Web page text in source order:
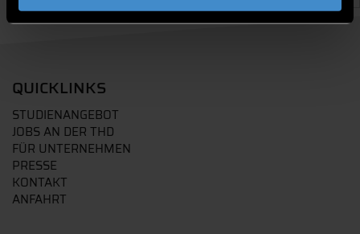
QUICKLINKS
STUDIENANGEBOT
JOBS AN DER THD
FÜR UNTERNEHMEN
PRESSE
KONTAKT
ANFAHRT